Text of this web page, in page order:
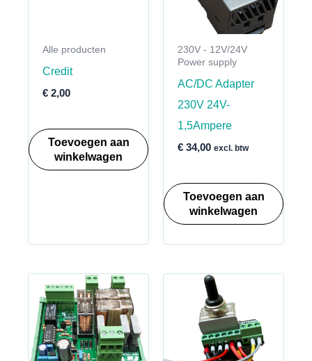
Alle producten
Credit
€2,00
Toevoegen aan
winkelwagen
230V - 12V/24V
Power supply
AC/DC Adapter
230V 24V-
1,5Ampere
€34,00 excl. btw
Toevoegen aan
winkelwagen